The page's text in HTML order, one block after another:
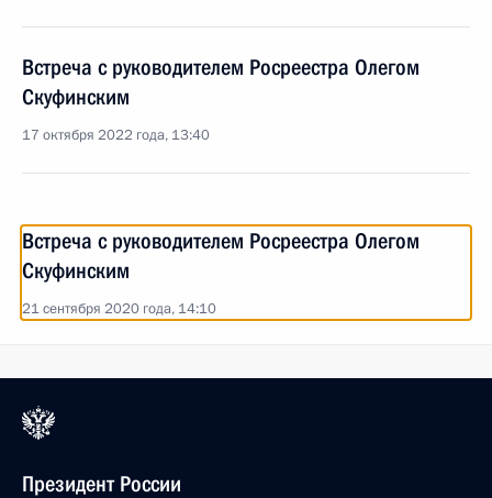
Встреча с руководителем Росреестра Олегом
Скуфинским
17 октября 2022 года, 13:40
Встреча с руководителем Росреестра Олегом
Скуфинским
21 сентября 2020 года, 14:10
Президент России